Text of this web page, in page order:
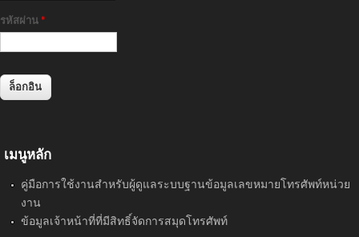
รหัสผ่าน *
เมนูหลัก
คู่มือการใช้งานสำหรับผู้ดูแลระบบฐานข้อมูลเลขหมายโทรศัพท์หน่วย
งาน
ข้อมูลเจ้าหน้าที่ที่มีสิทธิ์จัดการสมุดโทรศัพท์